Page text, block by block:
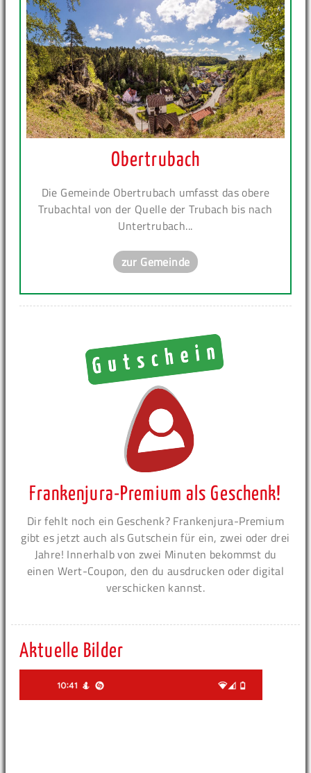
Obertrubach
Die Gemeinde Obertrubach umfasst das obere
Trubachtal von der Quelle der Trubach bis nach
Untertrubach...
zur Gemeinde
Frankenjura-Premium als Geschenk!
Dir fehlt noch ein Geschenk? Frankenjura-Premium
gibt es jetzt auch als Gutschein für ein, zwei oder drei
Jahre! Innerhalb von zwei Minuten bekommst du
einen Wert-Coupon, den du ausdrucken oder digital
verschicken kannst.
Aktuelle Bilder